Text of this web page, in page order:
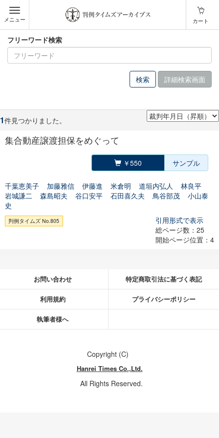
メニュー カート
フリーワード検索
詳細検索画面
1件見つかりました。
集合動産譲渡担保をめぐって
￥550 サンプル
千葉恵美子 加藤雅信 伊藤進 米倉明 道垣内弘人
林良平
岩城謙二
森島昭夫 谷口安平 石田喜久夫 鳥谷部茂
小山泰
史
判例タイムズ No.805
引用形式で表示
総ページ数：25
開始ページ位置：4
お問い合わせ 特定商取引法に基づく表記
利用規約 プライバシーポリシー
執筆者様へ
Copyright (C)
Hanrei Times Co.,Ltd.
All Rights Reserved.